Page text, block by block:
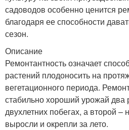
садоводов особенно ценится
благодаря ее способности
сезон.
Описание
Ремонтантность означает
растений плодоносить на
вегетационного периода.
стабильно хороший урожай два
двухлетних побегах, а второй
выросли и окрепли за лето.